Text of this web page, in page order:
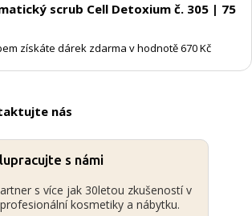
scrub Cell Detoxium č. 305 | 75
získáte dárek zdarma v hodnotě 670 Kč
nás
s námi
s více jak 30letou zkušeností v
kosmetiky a nábytku.